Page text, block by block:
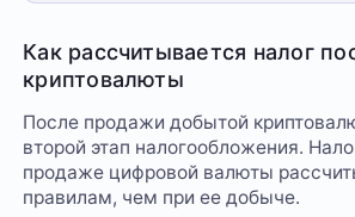
Как рассчитывается налог
криптовалюты
После продажи добытой
второй этап налогообложения.
продаже цифровой валюты
правилам, чем при ее добыче.